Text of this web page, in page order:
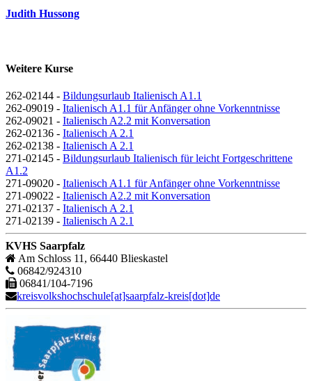
Judith Hussong
Weitere Kurse
262-02144 - Bildungsurlaub Italienisch A1.1
262-09019 - Italienisch A1.1 für Anfänger ohne Vorkenntnisse
262-09021 - Italienisch A2.2 mit Konversation
262-02136 - Italienisch A 2.1
262-02138 - Italienisch A 2.1
271-02145 - Bildungsurlaub Italienisch für leicht Fortgeschrittene
A1.2
271-09020 - Italienisch A1.1 für Anfänger ohne Vorkenntnisse
271-09022 - Italienisch A2.2 mit Konversation
271-02137 - Italienisch A 2.1
271-02139 - Italienisch A 2.1
KVHS Saarpfalz
Am Schloss 11, 66440 Blieskastel
06842/924310
06841/104-7196
kreisvolkshochschule[at]saarpfalz-kreis[dot]de